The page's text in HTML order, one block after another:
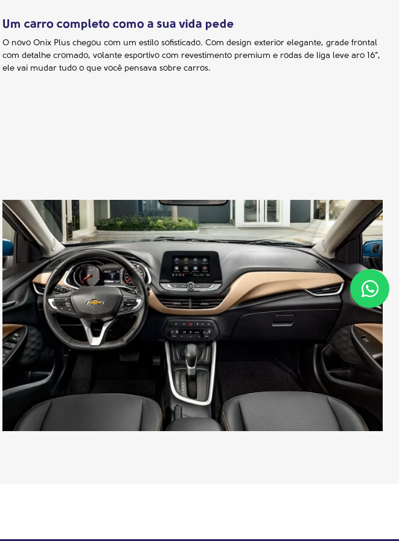
Um carro completo como a sua vida pede
O novo Onix Plus chegou com um estilo sofisticado. Com design exterior elegante, grade frontal
com detalhe cromado, volante esportivo com revestimento premium e rodas de liga leve aro 16”,
ele vai mudar tudo o que você pensava sobre carros.